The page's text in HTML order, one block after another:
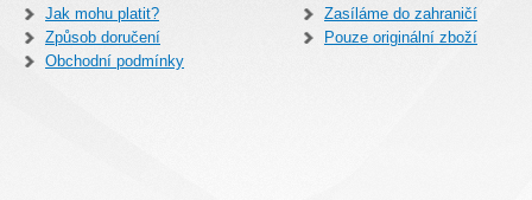
Jak mohu platit?
Způsob doručení
Obchodní podmínky
Zasíláme do zahraničí
Pouze originální zboží